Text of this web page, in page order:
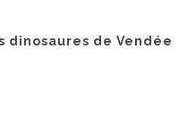
dinosaures de Vendée